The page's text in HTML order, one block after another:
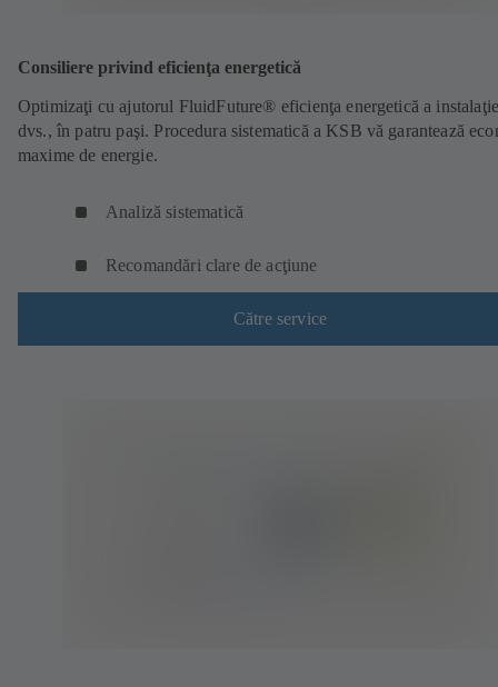
Consiliere privind eficienţa energetică
Optimizaţi cu ajutorul FluidFuture® eficienţa energetică a
dvs., în patru paşi. Procedura sistematică a KSB vă garantează
maxime de energie.
Analiză sistematică
Recomandări clare de acţiune
Către service